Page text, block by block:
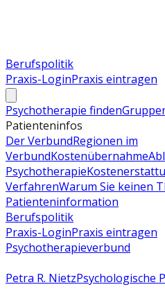
Berufspolitik
Praxis-LoginPraxis eintragen
Psychotherapie finden
Patienteninfos
Der VerbundRegionen im
VerbundKostenübernahme
Psychotherapie
VerfahrenWarum Sie keinen
Patienteninformation
Berufspolitik
Praxis-LoginPraxis eintragen
Psychotherapieverbund
Petra R. NietzPsychologische